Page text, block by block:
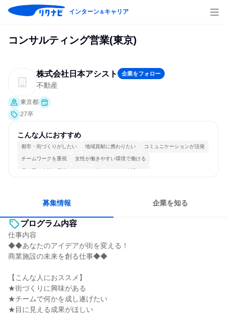
インターン＆キャリア
コンサルティング営業(東京)
株式会社日本アシスト 企業をフォロー
不動産
東京都
27卒
こんな人におすすめ
都市・街づくりがしたい 地域貢献に携わりたい コミュニケーションが活発
チームワークを重視 女性が働きやすい環境で働ける
長く同じ会社に居続けられる 人とたくさん会話する
募集情報 企業を知る
プログラム内容
仕事内容
◆◆あなたのアイデアが街を変える！
商業施設の未来を創る仕事◆◆
【こんな人におススメ】
★街づくりに興味がある
★チームで何かを成し遂げたい
★目に見える成果がほしい